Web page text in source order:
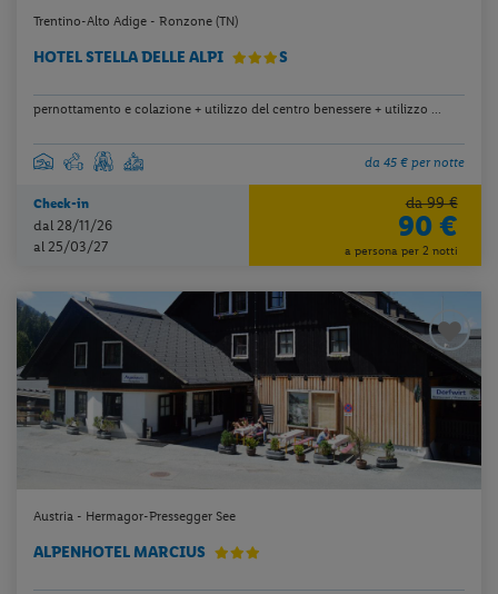
Trentino-Alto Adige - Ronzone (TN)
HOTEL STELLA DELLE ALPI S
pernottamento e colazione + utilizzo del centro benessere + utilizzo ...
da 45 € per notte
Check-in
dal 28/11/26
al 25/03/27
da 99 €
90 €
a persona per 2 notti
Austria - Hermagor-Pressegger See
ALPENHOTEL MARCIUS